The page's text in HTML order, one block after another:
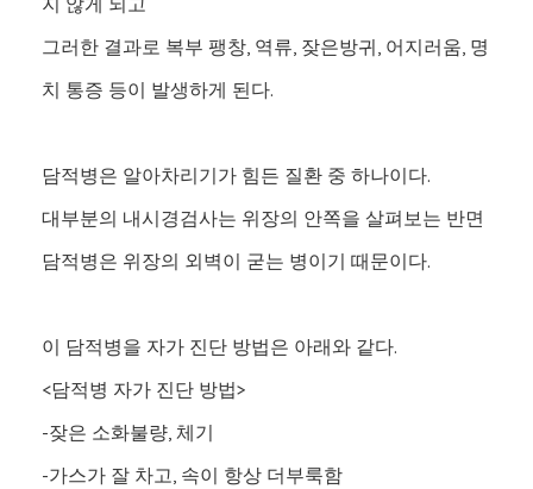
그러한 결과로 복부 팽창, 역류, 잦은방귀, 어지러움, 명
치 통증 등이 발생하게 된다.
담적병은 알아차리기가 힘든 질환 중 하나이다.
대부분의 내시경검사는 위장의 안쪽을 살펴보는 반면
담적병은 위장의 외벽이 굳는 병이기 때문이다.
이 담적병을 자가 진단 방법은 아래와 같다.
<담적병 자가 진단 방법>
-잦은 소화불량, 체기
-가스가 잘 차고, 속이 항상 더부룩함